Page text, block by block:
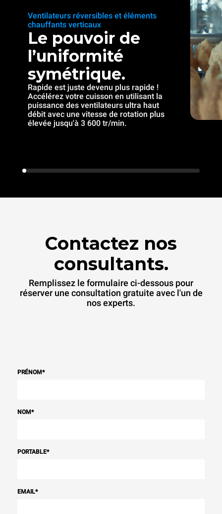
Ventilateurs réversibles et éléments
chauffants verticaux
Le pouvoir de
l’uniformité
symétrique.
Rapide est juste devenu plus rapide !
Accélérez votre cuisson en utilisant la
puissance des ventilateurs ultra haut
débit avec une vitesse de rotation plus
élevée jusqu'à 3 600 tr/min.
Contactez nos
consultants.
Remplissez le formulaire ci-dessous pour
réserver une consultation gratuite avec l'un de
nos experts.
PRÉNOM*
NOM*
PORTABLE*
EMAIL*